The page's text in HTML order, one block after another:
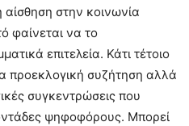
στην κοινωνία
φαίνεται να το
επιτελεία. Κάτι τέτοιο
προεκλογική συζήτηση αλλά
συγκεντρώσεις που
ψηφοφόρους. Μπορεί